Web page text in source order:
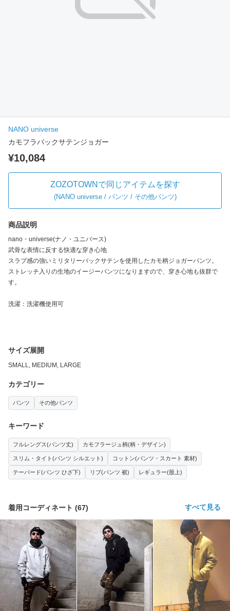
NANO universe
カモフラバックサテンジョガー
¥10,084
ZOZOTOWNで同じアイテムを探す
(NANO universe / パンツ / その他パンツ)
商品説明
nano・universe(ナノ・ユニバース)
武骨な表情に反する快適な穿き心地
スラブ感の強いミリタリーバックサテンを使用したカモ柄ジョガーパンツ。
ストレッチ入りの生地のイージーパンツになりますので、穿き心地も抜群で
す。
洗濯：洗濯機使用可
サイズ展開
SMALL, MEDIUM, LARGE
カテゴリー
パンツ その他パンツ
キーワード
フルレングス(パンツ丈) カモフラージュ柄(柄・デザイン)
スリム・タイト(パンツ シルエット) コットン(パンツ・スカート 素材)
テーパード(パンツ ひざ下) リブ(パンツ 裾) レギュラー(股上)
着用コーディネート (67) すべて見る